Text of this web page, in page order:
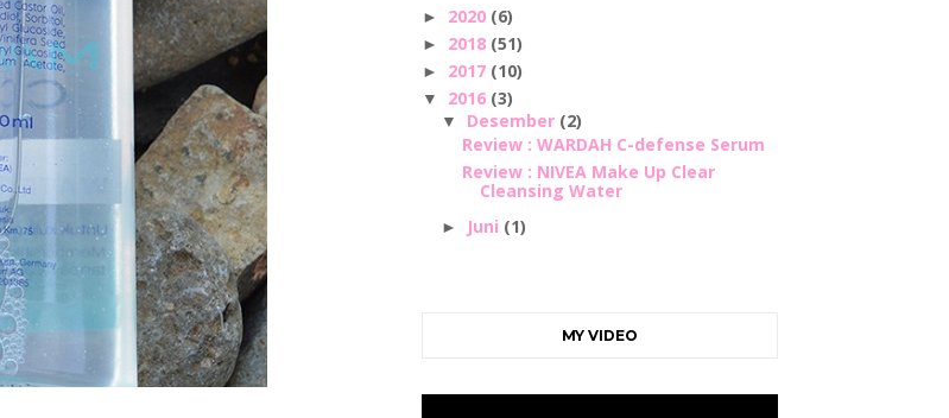
► 2020 (6)
► 2018 (51)
► 2017 (10)
▼ 2016 (3)
▼ Desember (2)
Review : WARDAH C-defense Serum
Review : NIVEA Make Up Clear
Cleansing Water
► Juni (1)
MY VIDEO